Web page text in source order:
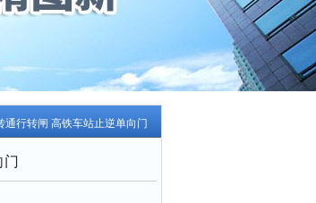
通行转闸 高铁车站止逆单向门
门